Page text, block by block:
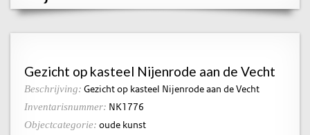
Gezicht op kasteel Nijenrode aan de Vecht
Beschrijving: Gezicht op kasteel Nijenrode aan de Vecht
Inventarisnummer: NK1776
Objectcategorie: oude kunst